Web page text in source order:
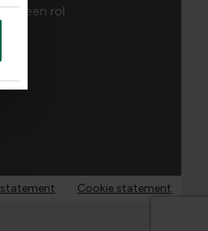
een rol
statement Cookie statement